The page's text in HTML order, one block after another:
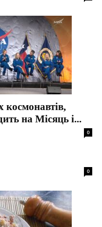
космонавтів,
на Місяць і...
0
0